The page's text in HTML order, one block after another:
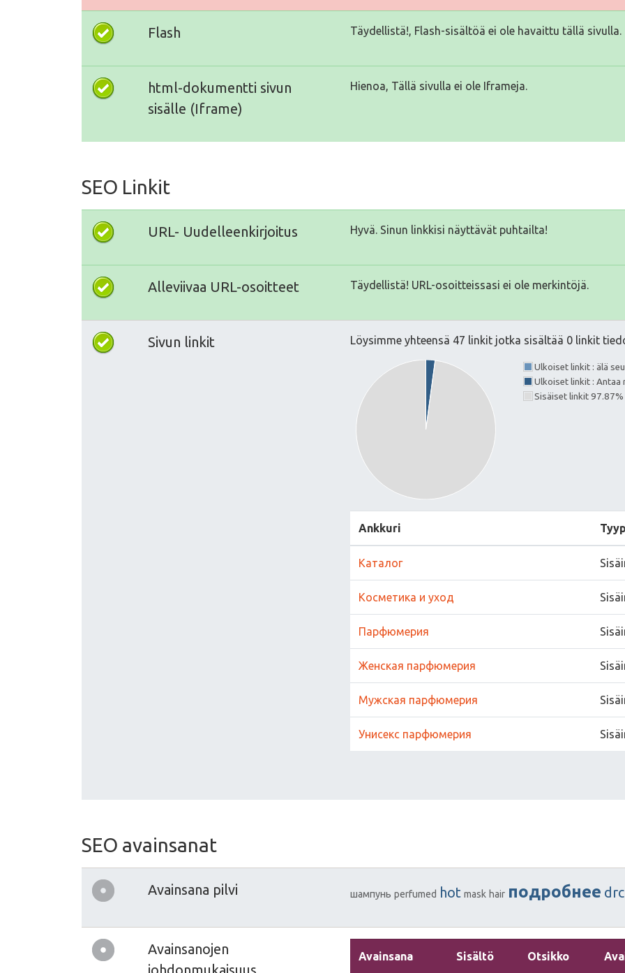
Flash Täydellistä!, Flash-sisältöä ei ole havaittu tällä sivulla.
html-dokumentti sivun
sisälle (Iframe)
Hienoa, Tällä sivulla ei ole Iframeja.
SEO Linkit
URL- Uudelleenkirjoitus Hyvä. Sinun linkkisi näyttävät puhtailta!
Alleviivaa URL-osoitteet Täydellistä! URL-osoitteissasi ei ole merkintöjä.
Sivun linkit Löysimme yhteensä 47 linkit jotka sisältää 0 linkit
Ulkoiset linkit : älä
Ulkoiset linkit : Antaa
Sisäiset linkit 97.87%
Ankkuri
Каталог
Косметика и уход
Парфюмерия
Женская парфюмерия
Мужская парфюмерия
Унисекс парфюмерия
SEO avainsanat
Avainsana pilvi шампунь perfumed hot mask hair подробнее
Avainsanojen
johdonmukaisuus
Avainsana Sisältö Otsikko